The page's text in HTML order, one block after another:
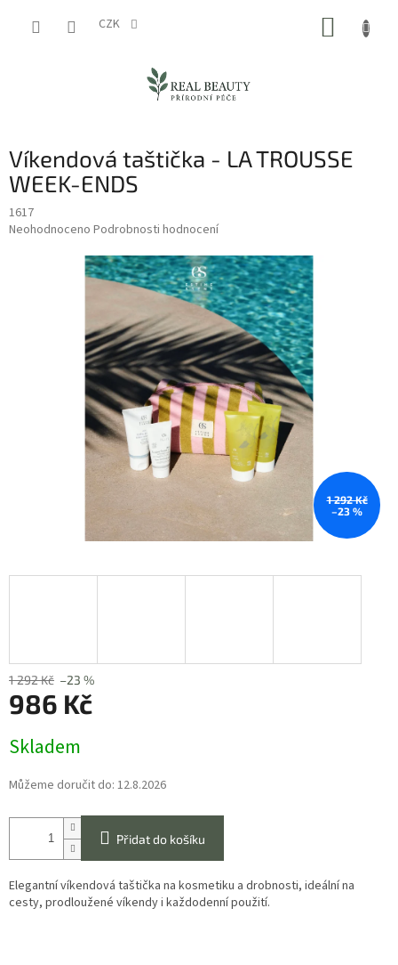
CZK
Víkendová taštička - LA TROUSSE
WEEK-ENDS
1617
Průměrné
Neohodnoceno Podrobnosti hodnocení
1 292 Kč
–23 %
1 292 Kč –23 %
986 Kč
cena:
Skladem
Můžeme doručit do: 12.8.2026
Přidat do košíku
Elegantní víkendová taštička na kosmetiku a drobnosti, ideální na
cesty, prodloužené víkendy i každodenní použití.